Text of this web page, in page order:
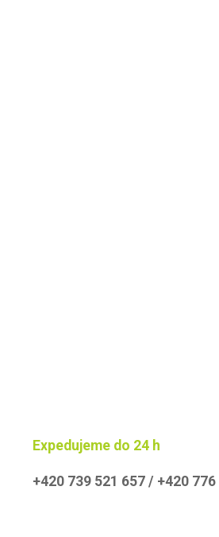
Expedujeme do 24 h
+420 739 521 657 / +420